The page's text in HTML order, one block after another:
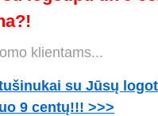
klientams...
su Jūsų
9 centų!!! >>>